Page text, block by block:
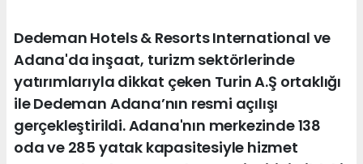
Dedeman Hotels & Resorts International ve
Adana'da inşaat, turizm sektörlerinde
yatırımlarıyla dikkat çeken Turin A.Ş ortaklığı
ile Dedeman Adana’nın resmi açılışı
gerçekleştirildi. Adana'nın merkezinde 138
oda ve 285 yatak kapasitesiyle hizmet